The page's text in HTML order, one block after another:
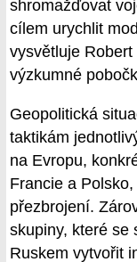
shromažďovat
cílem urychlit
vysvětluje
výzkumné
Geopolitická
taktikám
na Evropu,
Francie a
přezbrojení.
skupiny, které se
Ruskem vytvořit